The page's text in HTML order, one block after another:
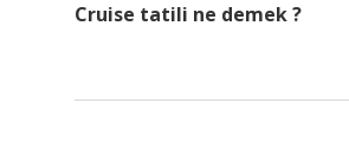
Cruise tatili ne demek ?